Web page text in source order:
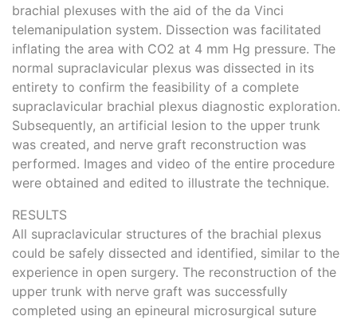
brachial plexuses with the aid of the da Vinci
telemanipulation system. Dissection was facilitated
inflating the area with CO2 at 4 mm Hg pressure. The
normal supraclavicular plexus was dissected in its
entirety to confirm the feasibility of a complete
supraclavicular brachial plexus diagnostic exploration.
Subsequently, an artificial lesion to the upper trunk
was created, and nerve graft reconstruction was
performed. Images and video of the entire procedure
were obtained and edited to illustrate the technique.
RESULTS
All supraclavicular structures of the brachial plexus
could be safely dissected and identified, similar to the
experience in open surgery. The reconstruction of the
upper trunk with nerve graft was successfully
completed using an epineural microsurgical suture